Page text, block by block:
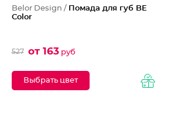
Belor Design / Помада для губ BE
Color
527 от 163руб
Выбрать цвет